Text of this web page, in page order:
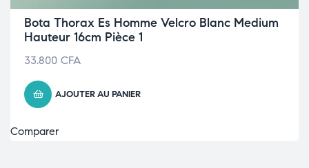
Bota Thorax Es Homme Velcro Blanc Medium
Hauteur 16cm Pièce 1
33.800 CFA
AJOUTER AU PANIER
Comparer